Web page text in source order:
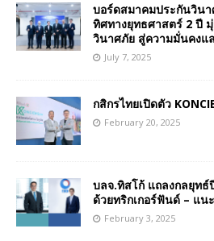
บอร์ดสมาคมประกันวิน
ทิศทางยุทธศาสตร์ 2 ปี
วินาศภัย สู่ความมั่นคงแ
July 7, 2025
กสิกรไทยเปิดตัว
February 20, 2025
บลจ.ทิสโก้ แถลงกลยุทธ์
ด้วยทริกเกอร์ฟันด์ – แน
February 3, 2025